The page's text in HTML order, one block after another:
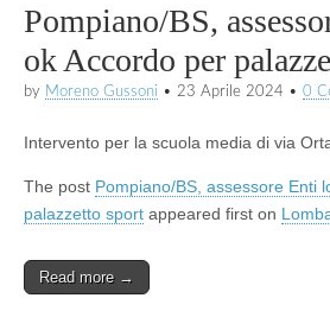
Pompiano/BS,
ok Accordo per
by Moreno Gussoni • 23 Aprile 2024 • 0
Intervento per la scuola media di via
The post Pompiano/BS, assessore Enti
palazzetto sport appeared first on
Read more →